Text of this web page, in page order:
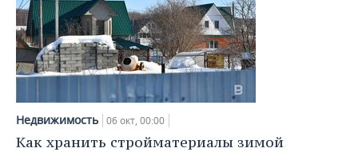
Недвижимость 06 окт, 00:00
Как хранить стройматериалы зимой